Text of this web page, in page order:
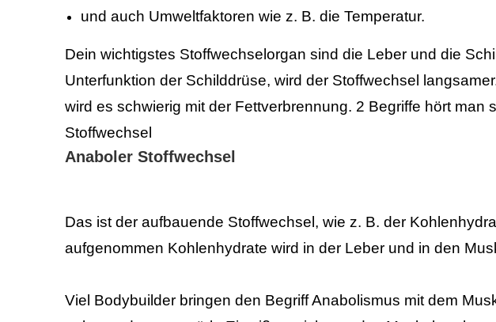
und auch Umweltfaktoren wie z. B. die Temperatur.
Dein wichtigstes Stoffwechselorgan sind die Leber und die
Unterfunktion der Schilddrüse, wird der Stoffwechsel
wird es schwierig mit der Fettverbrennung. 2 Begriffe hört man
Stoffwechsel
Anaboler Stoffwechsel
Das ist der aufbauende Stoffwechsel, wie z. B. der
aufgenommen Kohlenhydrate wird in der Leber und in den
Viel Bodybuilder bringen den Begriff Anabolismus mit dem